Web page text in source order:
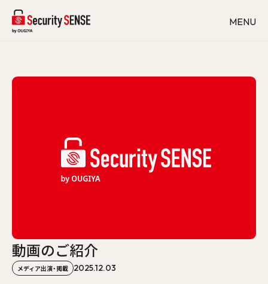
MENU
取扱品目
採用情報
お知らせ
お問い合わせ
FACEBOOK
動画のご紹介
メディア出演・掲載 2025.12.03